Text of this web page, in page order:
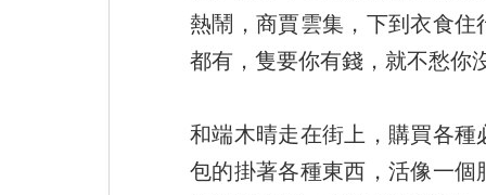
熱鬧，商賈雲集，下到衣食
都有，隻要你有錢，就不愁你
和端木晴走在街上，購買各
包的掛著各種東西，活像一